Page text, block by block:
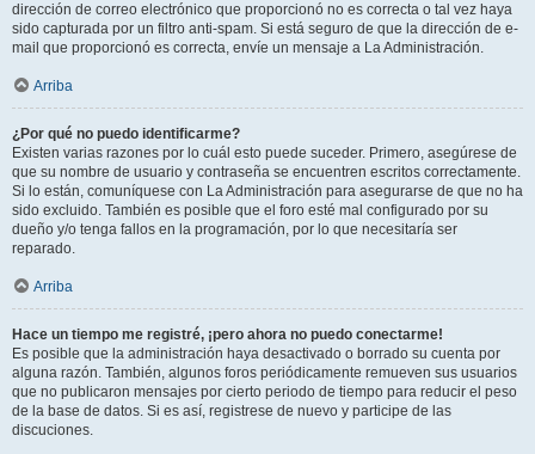
dirección de correo electrónico que proporcionó no es correcta o tal vez haya
sido capturada por un filtro anti-spam. Si está seguro de que la dirección de e-
mail que proporcionó es correcta, envíe un mensaje a La Administración.
Arriba
¿Por qué no puedo identificarme?
Existen varias razones por lo cuál esto puede suceder. Primero, asegúrese de
que su nombre de usuario y contraseña se encuentren escritos correctamente.
Si lo están, comuníquese con La Administración para asegurarse de que no ha
sido excluido. También es posible que el foro esté mal configurado por su
dueño y/o tenga fallos en la programación, por lo que necesitaría ser
reparado.
Arriba
Hace un tiempo me registré, ¡pero ahora no puedo conectarme!
Es posible que la administración haya desactivado o borrado su cuenta por
alguna razón. También, algunos foros periódicamente remueven sus usuarios
que no publicaron mensajes por cierto periodo de tiempo para reducir el peso
de la base de datos. Si es así, registrese de nuevo y participe de las
discuciones.